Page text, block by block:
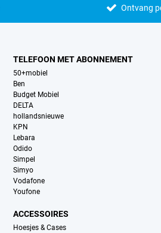
Ontvang
TELEFOON MET ABONNEMENT
50+mobiel
Ben
Budget Mobiel
DELTA
hollandsnieuwe
KPN
Lebara
Odido
Simpel
Simyo
Vodafone
Youfone
ACCESSOIRES
Hoesjes & Cases